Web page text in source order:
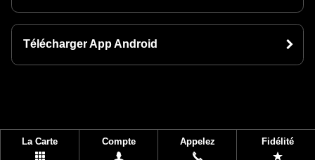
Télécharger App Android
La Carte Compte Appelez Fidélité